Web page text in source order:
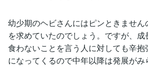
幼少期のヘビさんにはピンときませ
を求めていたのでしょう。ですが、
食わないことを言う人に対しても辛抱
になってくるので中年以降は発展がみ